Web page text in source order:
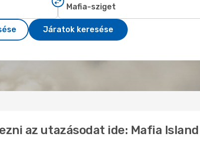
Járatok keresése
az utazásodat ide: Mafia